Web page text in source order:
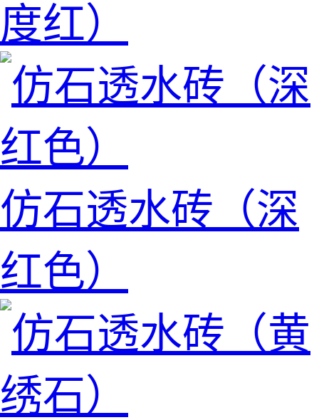
度红）
仿石透水砖（深
红色）